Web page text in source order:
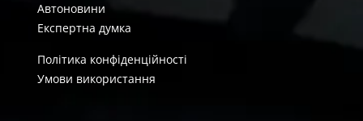
Автоновини
Експертна думка
Політика конфіденційності
Умови використання